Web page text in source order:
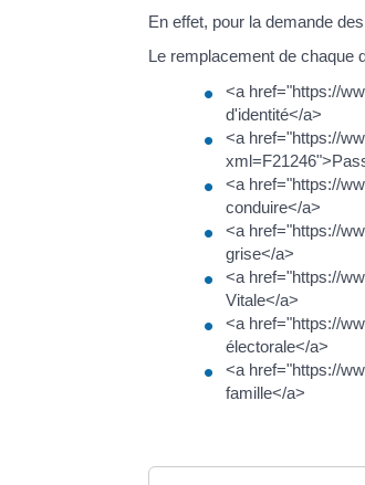
En effet, pour la demande
Le remplacement de chaque
<a href="https://
d'identité</a>
<a href="https://
<a href="https://
conduire</a>
<a href="https://
grise</a>
<a href="https://
Vitale</a>
<a href="https://
électorale</a>
<a href="https://
famille</a>